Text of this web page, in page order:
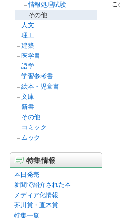
情報処理試験
その他
人文
理工
建築
医学書
語学
学習参考書
絵本・児童書
文庫
新書
その他
コミック
ムック
特集情報
本日発売
新聞で紹介された本
メディア化情報
芥川賞・直木賞
特集一覧